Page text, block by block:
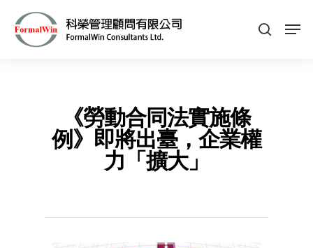
《勞動合同法實施條
例》即將出臺，企業權
力「擴大」